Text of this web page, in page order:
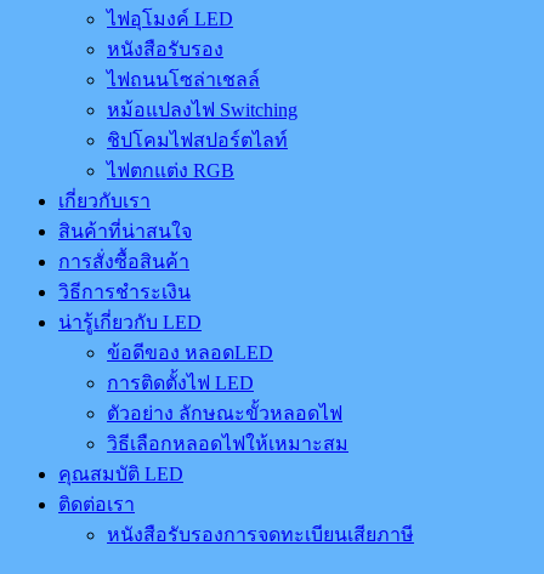
ไฟอุโมงค์ LED
หนังสือรับรอง
ไฟถนนโซล่าเชลล์
หม้อแปลงไฟ Switching
ชิปโคมไฟสปอร์ตไลท์
ไฟตกแต่ง RGB
เกี่ยวกับเรา
สินค้าที่น่าสนใจ
การสั่งซื้อสินค้า
วิธีการชำระเงิน
น่ารู้เกี่ยวกับ LED
ข้อดีของ หลอดLED
การติดตั้งไฟ LED
ตัวอย่าง ลักษณะขั้วหลอดไฟ
วิธีเลือกหลอดไฟให้เหมาะสม
คุณสมบัติ LED
ติดต่อเรา
หนังสือรับรองการจดทะเบียนเสียภาษี